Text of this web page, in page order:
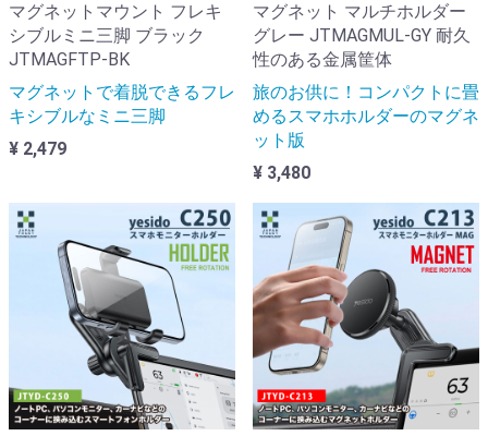
マグネットマウント フレキ
シブルミニ三脚 ブラック
JTMAGFTP-BK
マグネットで着脱できるフレ
キシブルなミニ三脚
¥ 2,479
マグネット マルチホルダー
グレー JTMAGMUL-GY 耐久
性のある金属筐体
旅のお供に！コンパクトに畳
めるスマホホルダーのマグネ
ット版
¥ 3,480